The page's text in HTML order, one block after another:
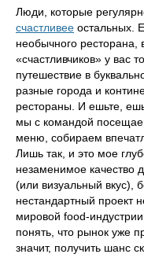
Люди, которые
счастливее остальных.
необычного
«счастливчиков» у вас
путешествие в
разные города и
рестораны. И ешьте,
мы с командой
меню, собираем
Лишь так, и это мое
незаменимое качество
(или визуальный вкус),
нестандартный проект
мировой food-
понять, что рынок уже
значит, получить шанс